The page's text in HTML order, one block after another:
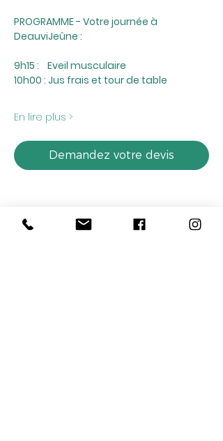
PROGRAMME - Votre journée à
DeauviJeûne :
9h15 :    Eveil musculaire
10h00 : Jus frais et tour de table
En lire plus >
Demandez votre devis